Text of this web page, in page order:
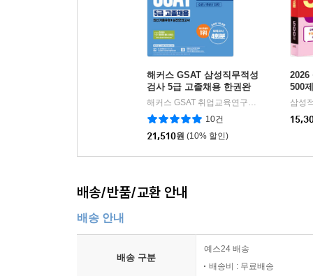
해커스 GSAT 삼성직무적성
검사 5급 고졸채용 한권완
성 최신기출유형+실전모의해커스 GSAT 취업교육연구소 저
해커스잡
10건
21,510원 (10% 할인)
2026
500제
삼성
배송/반품/교환 안내
배송 안내
배송 구분
예스24 배송
배송비 : 무료배송